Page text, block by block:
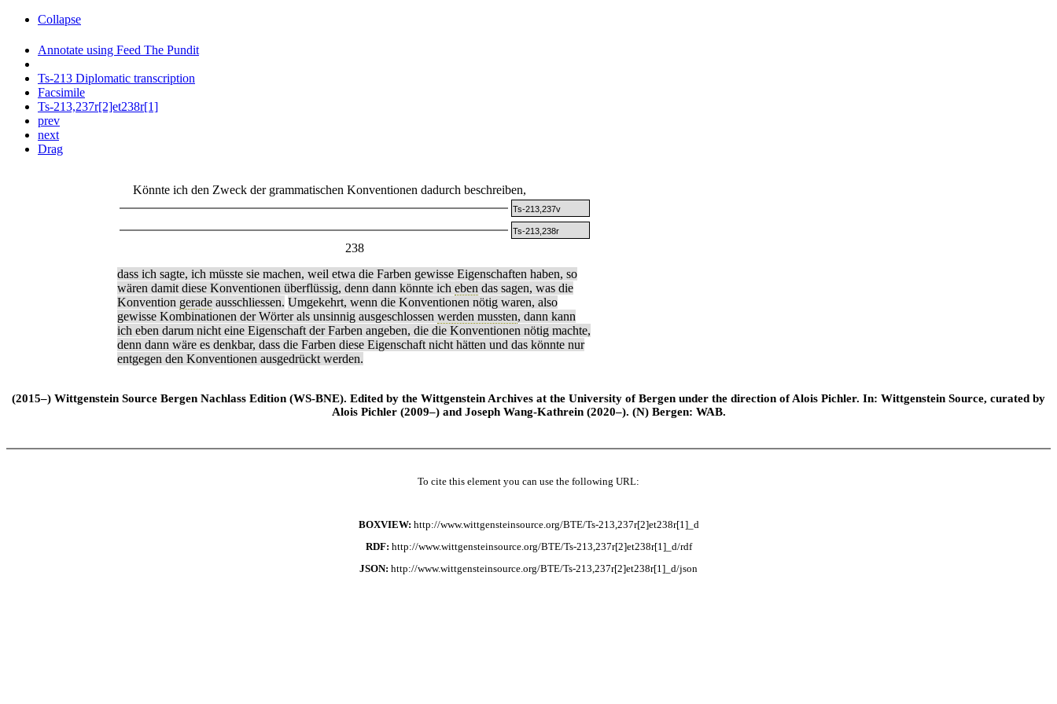
Collapse
Annotate using Feed The Pundit
Ts-213 Diplomatic transcription
Facsimile
Ts-213,237r[2]et238r[1]
prev
next
Drag
Könnte ich den Zweck der grammatischen Konventionen dadurch beschreiben,
Ts-213,237v
Ts-213,238r
238
dass ich sagte, ich müsste sie machen, weil etwa die Farben gewisse Eigenschaften haben, so
wären damit diese Konventionen überflüssig, denn dann könnte ich eben das sagen, was die
Konvention gerade ausschliessen. Umgekehrt, wenn die Konventionen nötig waren, also
gewisse Kombinationen der Wörter als unsinnig ausgeschlossen werden mussten, dann kann
ich eben darum nicht eine Eigenschaft der Farben angeben, die die Konventionen nötig machte,
denn dann wäre es denkbar, dass die Farben diese Eigenschaft nicht hätten und das könnte nur
entgegen den Konventionen ausgedrückt werden.
(2015–) Wittgenstein Source Bergen Nachlass Edition (WS-BNE). Edited by the Wittgenstein Archives at the University of Bergen under the direction of Alois Pichler. In: Wittgenstein Source, curated by
Alois Pichler (2009–) and Joseph Wang-Kathrein (2020–). (N) Bergen: WAB.
To cite this element you can use the following URL:
BOXVIEW: http://www.wittgensteinsource.org/BTE/Ts-213,237r[2]et238r[1]_d
RDF: http://www.wittgensteinsource.org/BTE/Ts-213,237r[2]et238r[1]_d/rdf
JSON: http://www.wittgensteinsource.org/BTE/Ts-213,237r[2]et238r[1]_d/json